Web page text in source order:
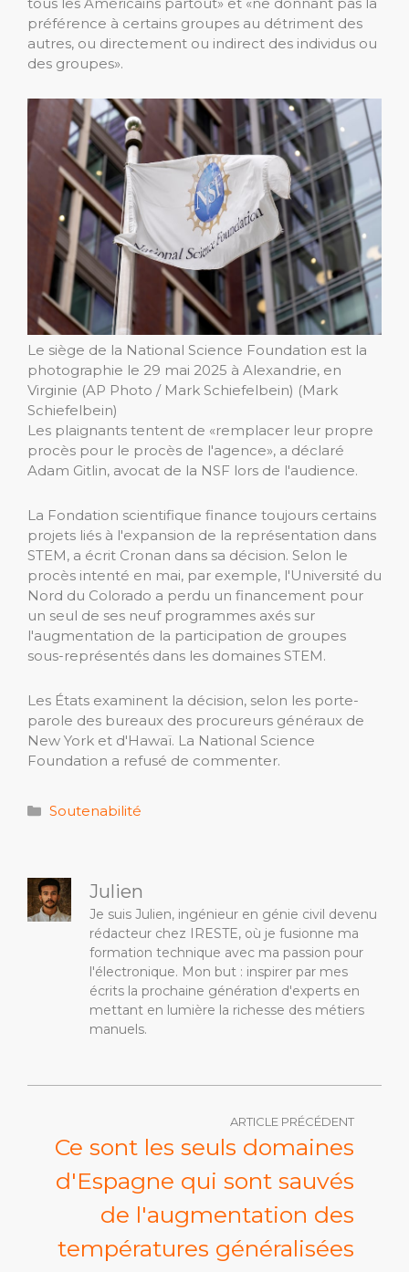
préférence à certains groupes au détriment des
autres, ou directement ou indirect des individus ou
des groupes».
Le siège de la National Science Foundation est la
photographie le 29 mai 2025 à Alexandrie, en
Virginie (AP Photo / Mark Schiefelbein) (Mark
Schiefelbein)
Les plaignants tentent de «remplacer leur propre
procès pour le procès de l'agence», a déclaré
Adam Gitlin, avocat de la NSF lors de l'audience.
La Fondation scientifique finance toujours certains
projets liés à l'expansion de la représentation dans
STEM, a écrit Cronan dans sa décision. Selon le
procès intenté en mai, par exemple, l'Université du
Nord du Colorado a perdu un financement pour
un seul de ses neuf programmes axés sur
l'augmentation de la participation de groupes
sous-représentés dans les domaines STEM.
Les États examinent la décision, selon les porte-
parole des bureaux des procureurs généraux de
New York et d'Hawaï. La National Science
Foundation a refusé de commenter.
Catégories
Soutenabilité
Julien
Je suis Julien, ingénieur en génie civil devenu
rédacteur chez IRESTE, où je fusionne ma
formation technique avec ma passion pour
l'électronique. Mon but : inspirer par mes
écrits la prochaine génération d'experts en
mettant en lumière la richesse des métiers
manuels.
ARTICLE PRÉCÉDENT
Ce sont les seuls domaines
d'Espagne qui sont sauvés
de l'augmentation des
températures généralisées